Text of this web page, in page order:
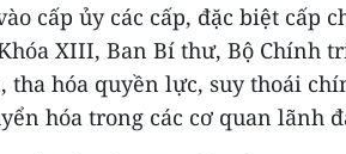
cấp ủy các cấp, đặc biệt cấp
XIII, Ban Bí thư, Bộ Chính
tha hóa quyền lực, suy thoái
hóa trong các cơ quan lãnh